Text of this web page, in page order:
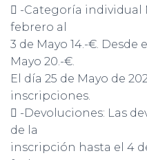
 -Categoría individual
febrero al
3 de Mayo 14.-€. Desde
Mayo 20.-€.
El día 25 de Mayo de
inscripciones.
 -Devoluciones: Las
de la
inscripción hasta el 4